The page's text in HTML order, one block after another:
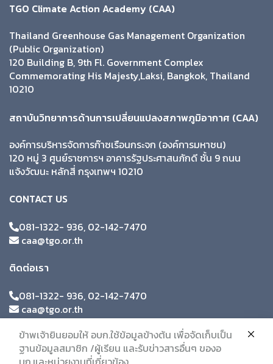
TGO Climate Action Academy (CAA)
Thailand Greenhouse Gas Management Organization
(Public Organization)
120 Building B, 9th Fl. Government Complex
Commemorating His Majesty,Laksi, Bangkok, Thailand
10210
สถาบันวิทยาการด้านการเปลี่ยนแปลงสภาพภูมิอากาศ (CAA)
องค์การบริหารจัดการก๊าซเรือนกระจก (องค์การมหาชน)
120 หมู่ 3 ศูนย์ราชการฯ อาคารรัฐประศาสนภักดี ชั้น 9 ถนน
แจ้งวัฒนะ หลักสี่ กรุงเทพฯ 10210
CONTACT US
081-1322- 936, 02-142-7470
caa@tgo.or.th
ติดต่อเรา
081-1322- 936, 02-142-7470
caa@tgo.or.th
ข้าพเจ้ายินยอมให้ อบก.ใช้ข้อมูลข้างต้น เพื่อจัดเก็บเป็น
ฐานข้อมูลสมาชิก /ผู้เรียน และรับข่าวสารอื่นๆ ของอ